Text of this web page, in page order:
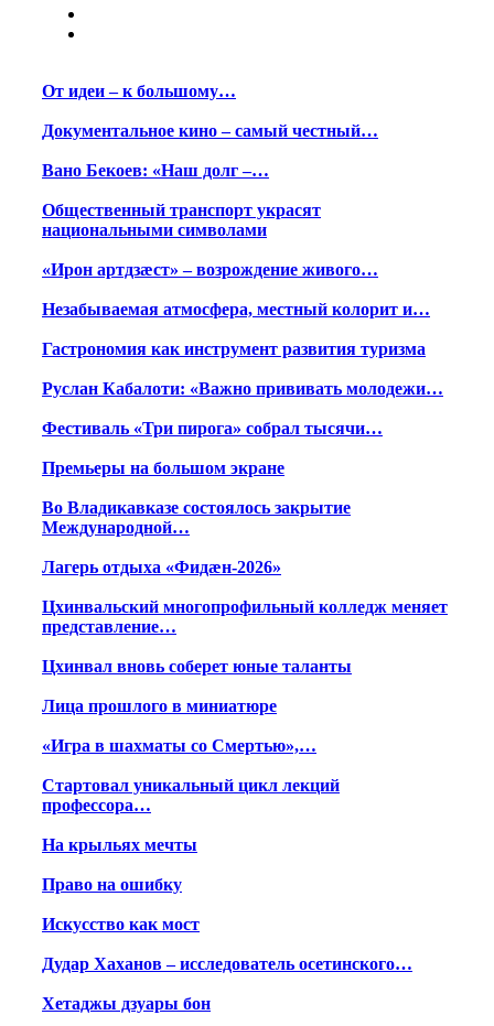
От идеи – к большому…
Документальное кино – самый честный…
Вано Бекоев: «Наш долг –…
Общественный транспорт украсят
национальными символами
«Ирон артдзæст» – возрождение живого…
Незабываемая атмосфера, местный колорит и…
Гастрономия как инструмент развития туризма
Руслан Кабалоти: «Важно прививать молодежи…
Фестиваль «Три пирога» собрал тысячи…
Премьеры на большом экране
Во Владикавказе состоялось закрытие
Международной…
Лагерь отдыха «Фидæн-2026»
Цхинвальский многопрофильный колледж меняет
представление…
Цхинвал вновь соберет юные таланты
Лица прошлого в миниатюре
«Игра в шахматы со Смертью»,…
Стартовал уникальный цикл лекций
профессора…
На крыльях мечты
Право на ошибку
Искусство как мост
Дудар Хаханов – исследователь осетинского…
Хетаджы дзуары бон